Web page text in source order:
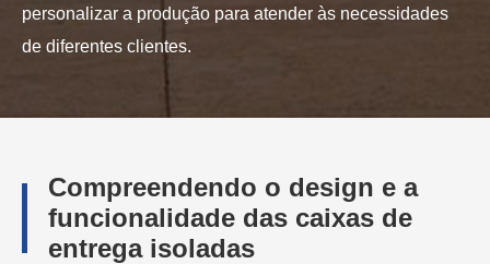
personalizar a produção para atender às necessidades
de diferentes clientes.
Compreendendo o design e a
funcionalidade das caixas de
entrega isoladas